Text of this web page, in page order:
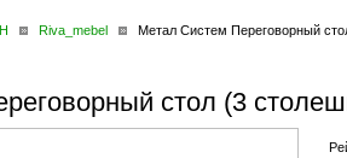
Riva_mebel Метал Систем Переговорный
стол (3